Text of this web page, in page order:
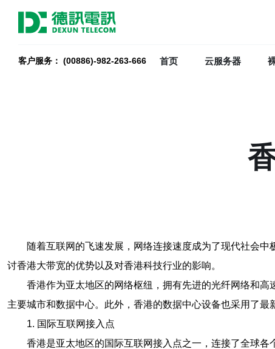
客户服务： (00886)-982-263-666 首页 云服务器
随着互联网的飞速发展，网络连接速度成为了现代社会
讨香港大带宽的优势以及对香港科技行业的影响。
香港作为亚太地区的网络枢纽，拥有先进的光纤网络和
主要城市和数据中心。此外，香港的数据中心设备也采用了最
1. 国际互联网接入点
香港是亚太地区的国际互联网接入点之一，连接了全球